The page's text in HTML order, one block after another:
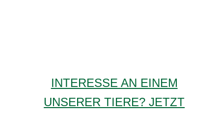
INTERESSE AN EINEM
UNSERER TIERE? JETZT